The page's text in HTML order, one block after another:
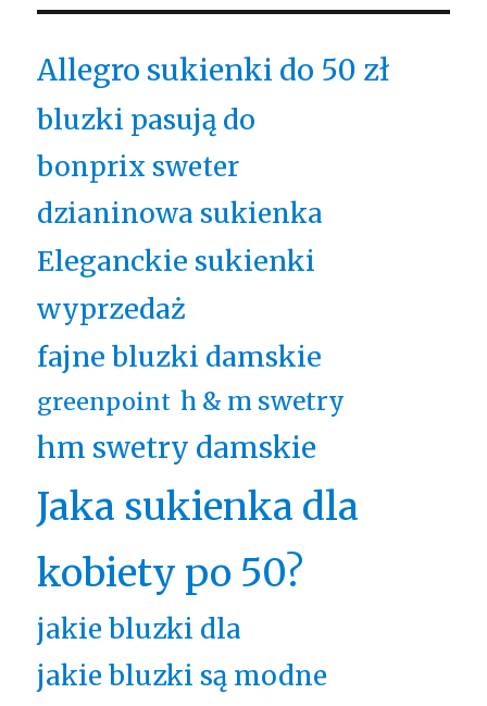
Allegro sukienki do 50 zł
bluzki pasują do
bonprix sweter
dzianinowa sukienka
Eleganckie sukienki
wyprzedaż
fajne bluzki damskie
greenpoint h & m swetry
hm swetry damskie
Jaka sukienka dla
kobiety po 50?
jakie bluzki dla
jakie bluzki są modne